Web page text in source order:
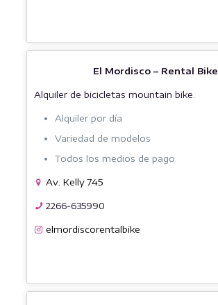
El Mordisco – Rental Bike
Alquiler de bicicletas mountain bike.
Alquiler por día
Variedad de modelos
Todos los medios de pago
Av. Kelly 745
2266-635990
elmordiscorentalbike